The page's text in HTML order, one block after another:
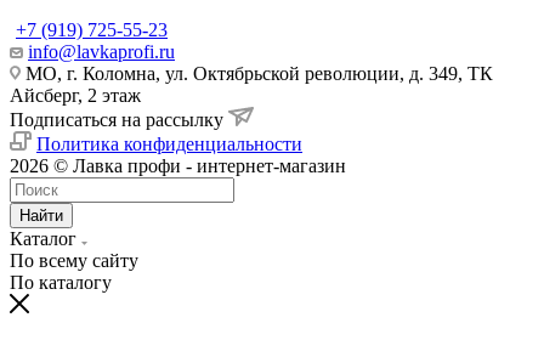
+7 (919) 725-55-23
info@lavkaprofi.ru
МО, г. Коломна, ул. Октябрьской революции, д. 349, ТК
Айсберг, 2 этаж
Подписаться на рассылку
Политика конфиденциальности
2026 © Лавка профи - интернет-магазин
Найти
Каталог
По всему сайту
По каталогу